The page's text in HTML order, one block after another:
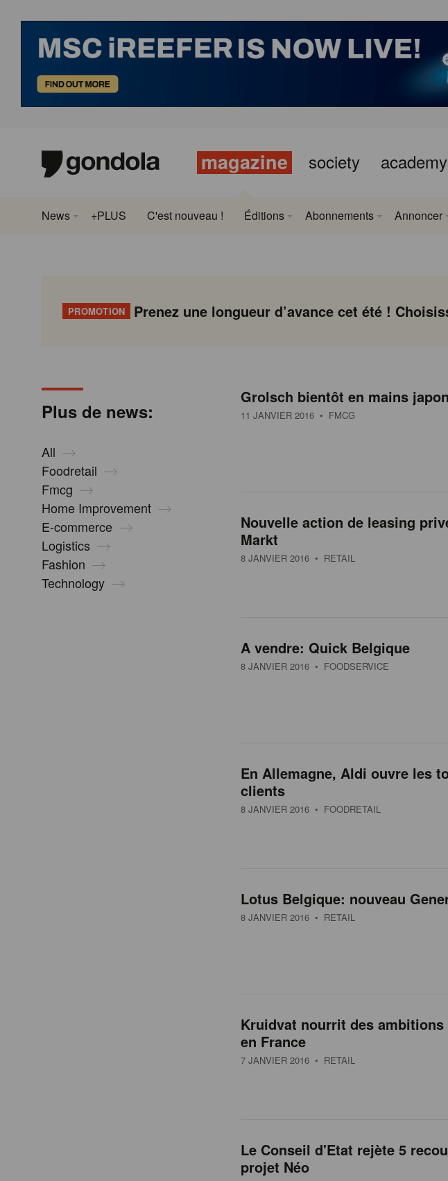
magazine society academy
News +PLUS C'est nouveau ! Éditions Abonnements Annoncer
PROMOTION Prenez une longueur d’avance cet été !
Plus de news:
All
Foodretail
Fmcg
Home Improvement
E-commerce
Logistics
Fashion
Technology
Grolsch bientôt en mains
11 JANVIER 2016 • FMCG
Nouvelle action de leasing
Markt
8 JANVIER 2016 • RETAIL
A vendre: Quick Belgique
8 JANVIER 2016 • FOODSERVICE
En Allemagne, Aldi ouvre les
clients
8 JANVIER 2016 • FOODRETAIL
Lotus Belgique: nouveau
8 JANVIER 2016 • RETAIL
Kruidvat nourrit des ambitions
en France
7 JANVIER 2016 • RETAIL
Le Conseil d'Etat rejète 5
projet Néo
P
a
i
o
n
Previous
page
Page
Page
Page
Page
Current
page
Page
Page
Page
Page
Next
page